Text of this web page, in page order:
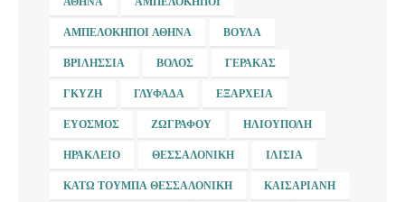
ΑΜΠΕΛΌΚΗΠΟΙ ΑΘΉΝΑ ΒΟΎΛΑ
ΒΡΙΛΉΣΣΙΑ ΒΌΛΟΣ ΓΈΡΑΚΑΣ
ΓΚΎΖΗ ΓΛΥΦΆΔΑ ΕΞΆΡΧΕΙΑ
ΕΎΟΣΜΟΣ ΖΩΓΡΆΦΟΥ ΗΛΙΟΎΠΟΛΗ
ΗΡΆΚΛΕΙΟ ΘΕΣΣΑΛΟΝΊΚΗ ΙΛΊΣΙΑ
ΚΆΤΩ ΤΟΎΜΠΑ ΘΕΣΣΑΛΟΝΊΚΗ ΚΑΙΣΑΡΙΑΝΉ